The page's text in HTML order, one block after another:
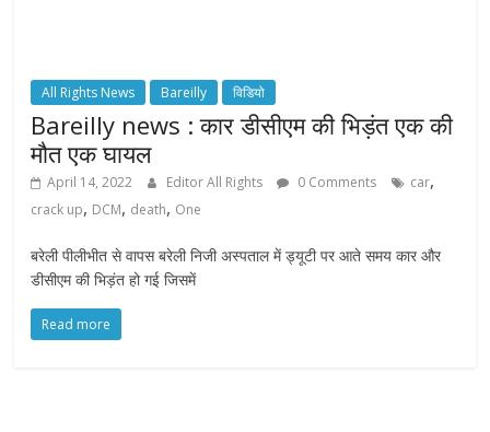
All Rights News Bareilly विडियो
Bareilly news : कार डीसीएम की भिड़ंत एक की
मौत एक घायल
April 14, 2022 Editor All Rights 0 Comments car,
crack up, DCM, death, One
बरेली पीलीभीत से वापस बरेली निजी अस्पताल में ड्यूटी पर आते समय कार और
डीसीएम की भिड़ंत हो गई जिसमें
Read more